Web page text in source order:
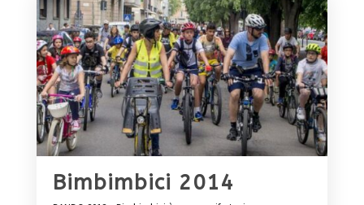
Bimbimbici 2014